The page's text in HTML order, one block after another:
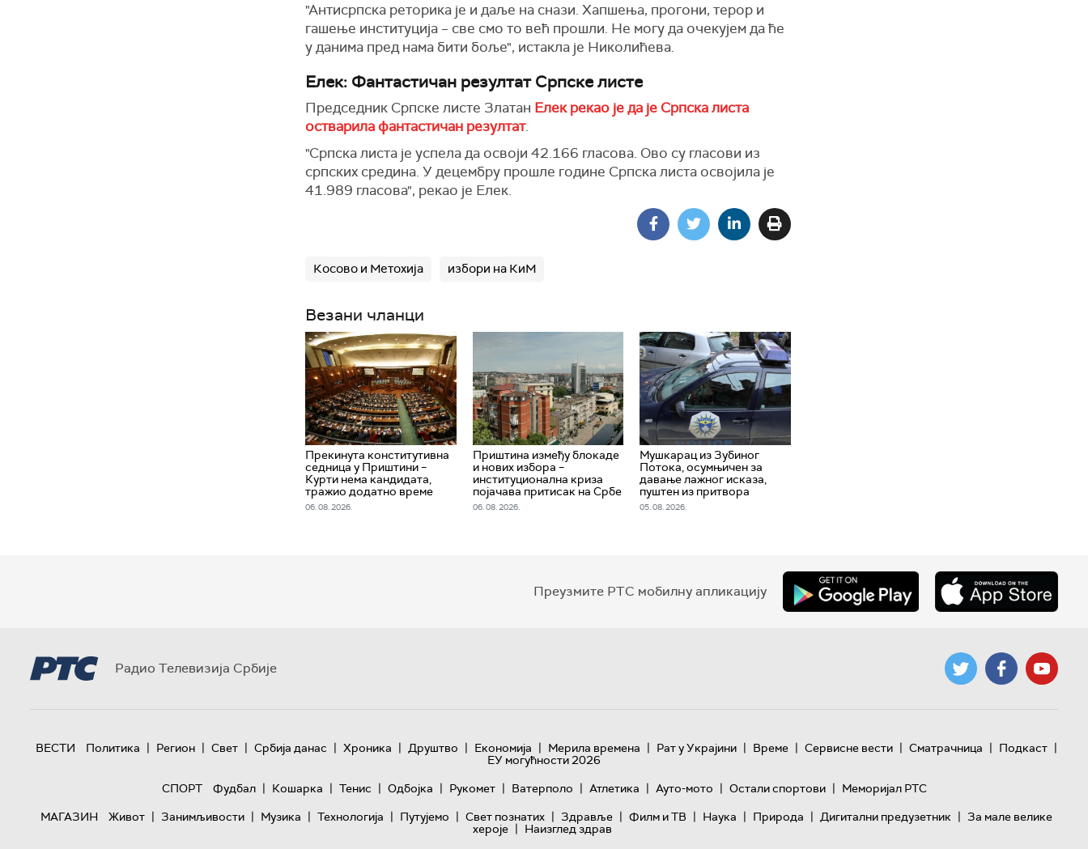
"Антисрпска реторика је и даље на снази. Хапшења, прогони, терор и
гашење институција – све смо то већ прошли. Не могу да очекујем да ће
у данима пред нама бити боље", истакла је Николићева.
Елек: Фантастичан резултат Српске листе
Председник Српске листе Златан Елек рекао је да је Српска листа
остварила фантастичан резултат.
"Српска листа је успела да освоји 42.166 гласова. Ово су гласови из
српских средина. У децембру прошле године Српска листа освојила је
41.989 гласова", рекао је Елек.
Косово и Метохија избори на КиМ
Везани чланци
Прекинута конститутивна
седница у Приштини –
Курти нема кандидата,
тражио додатно време
06. 08. 2026.
Приштина између блокаде
и нових избора –
институционална криза
појачава притисак на Србе
06. 08. 2026.
Мушкарац из Зубиног
Потока, осумњичен за
давање лажног исказа,
пуштен из притвора
05. 08. 2026.
Преузмите РТС мобилну апликацију
Радио Телевизија Србије
ВЕСТИ Политика | Регион | Свет | Србија данас | Хроника | Друштво | Економија | Мерила времена | Рат у Украјини | Време | Сервисне вести | Сматрачница | Подкаст |
ЕУ могућности 2026
СПОРТ
Фудбал | Кошарка | Тенис | Одбојка | Рукомет | Ватерполо | Атлетика | Ауто-мото | Остали спортови | Меморијал РТС
МАГАЗИН
Живот | Занимљивости | Музика | Технологијa | Путујемо | Свет познатих | Здравље | Филм и ТВ | Наука | Природа | Дигитални предузетник | За мале велике
хероје | Наизглед здрав